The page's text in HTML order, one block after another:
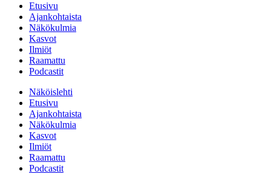
Etusivu
Ajankohtaista
Näkökulmia
Kasvot
Ilmiöt
Raamattu
Podcastit
Näköislehti
Etusivu
Ajankohtaista
Näkökulmia
Kasvot
Ilmiöt
Raamattu
Podcastit